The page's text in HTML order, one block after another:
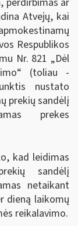
Atvejų, kai
Respublikos
Nr. 821 „Dėl
(toliau -
nustato
prekių sandėlį
prekes
kad leidimas
sandėlį
netaikant
dieną laikomų
reikalavimo.